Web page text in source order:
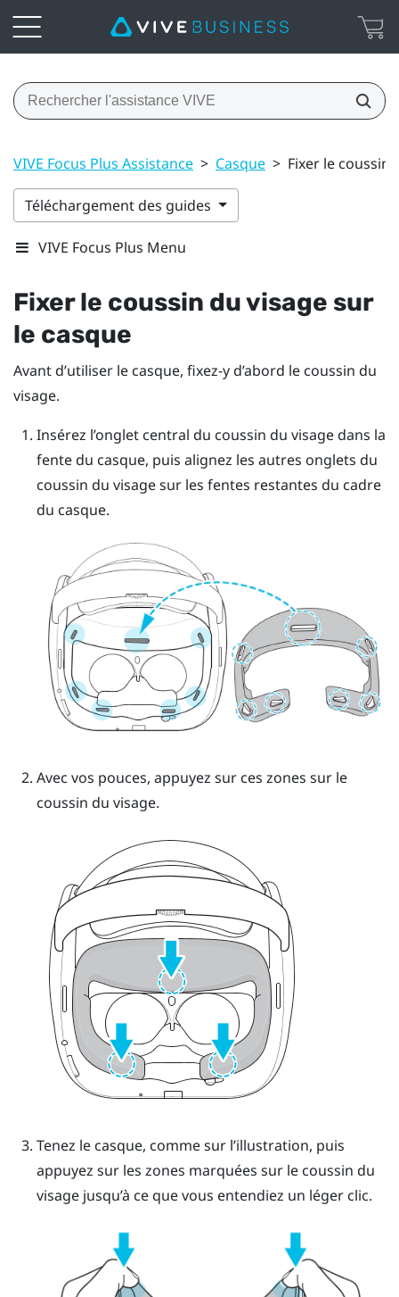
VIVE Focus Plus Assistance > Casque > Fixer le coussin
Téléchargement des guides
VIVE Focus Plus Menu
Fixer le coussin du visage sur
le casque
Avant d’utiliser le casque, fixez-y d’abord le coussin du
visage.
Insérez l’onglet central du coussin du visage dans la
fente du casque, puis alignez les autres onglets du
coussin du visage sur les fentes restantes du cadre
du casque.
Avec vos pouces, appuyez sur ces zones sur le
coussin du visage.
Tenez le casque, comme sur l’illustration, puis
appuyez sur les zones marquées sur le coussin du
visage jusqu’à ce que vous entendiez un léger clic.